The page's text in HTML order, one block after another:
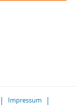
Impressum